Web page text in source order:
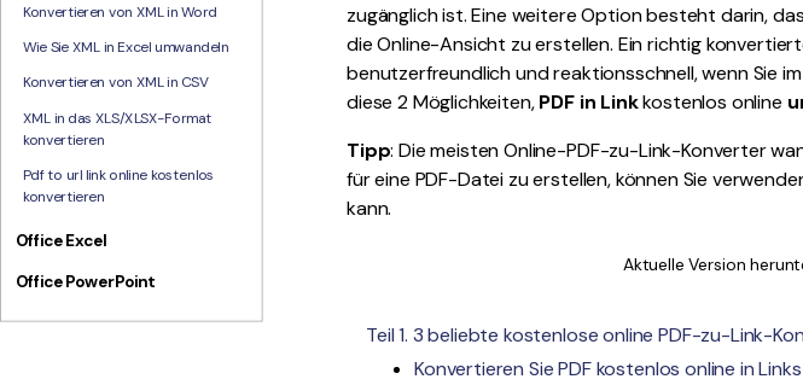
zugänglich ist. Eine weitere Option besteht darin,
die Online-Ansicht zu erstellen. Ein richtig
benutzerfreundlich und reaktionsschnell, wenn Sie
diese 2 Möglichkeiten,PDF in Linkkostenlos online
Tipp: Die meisten Online-PDF-zu-Link-Konverter
für eine PDF-Datei zu erstellen, können Sie
kann.
Aktuelle Version
Teil 1. 3 beliebte kostenlose online PDF-zu-Link-
Konvertieren Sie PDF kostenlos online in
Konvertieren von XML in Word
Wie Sie XML in Excel umwandeln
Konvertieren von XML in CSV
XML in das XLS/XLSX-Format
konvertieren
Pdf to url link online kostenlos
konvertieren
Office Excel
Office PowerPoint